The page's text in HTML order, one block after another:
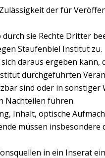
der für
sie Rechte Dritter
Staufenbiel Institut zu.
daraus ergeben kann,
durchgeführten
sind oder in sonstiger
Nachteilen führen.
Inhalt, optische
müssen insbesondere
in ein Inserat